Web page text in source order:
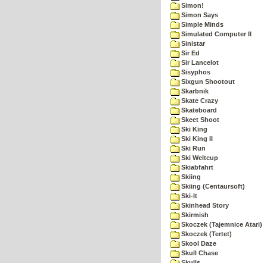
Simon!
Simon Says
Simple Minds
Simulated Computer II
Sinistar
Sir Ed
Sir Lancelot
Sisyphos
Sixgun Shootout
Skarbnik
Skate Crazy
Skateboard
Skeet Shoot
Ski King
Ski King II
Ski Run
Ski Weltcup
Skiabfahrt
Skiing
Skiing (Centaursoft)
Ski-It
Skinhead Story
Skirmish
Skoczek (Tajemnice Atari)
Skoczek (Tertet)
Skool Daze
Skull Chase